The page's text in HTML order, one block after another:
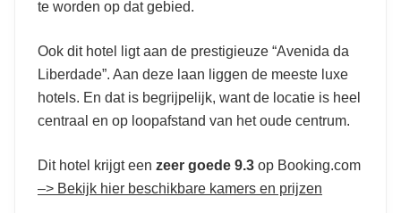
te worden op dat gebied.
Ook dit hotel ligt aan de prestigieuze “Avenida da
Liberdade”. Aan deze laan liggen de meeste luxe
hotels. En dat is begrijpelijk, want de locatie is heel
centraal en op loopafstand van het oude centrum.
Dit hotel krijgt een zeer goede 9.3 op Booking.com
–> Bekijk hier beschikbare kamers en prijzen